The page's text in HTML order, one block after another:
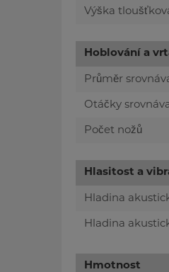
Výška
Hoblování a
Průměr
Otáčky
Počet nožů
Hlasitost a
Hladina
Hladina
Hmotnost